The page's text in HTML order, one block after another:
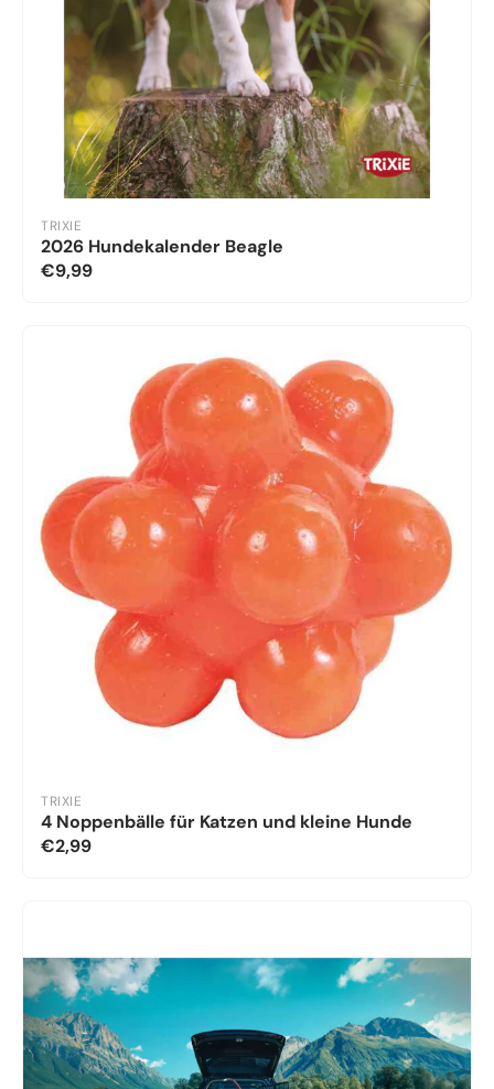
TRIXIE
2026 Hundekalender Beagle
€9,99
TRIXIE
4 Noppenbälle für Katzen und kleine Hunde
€2,99